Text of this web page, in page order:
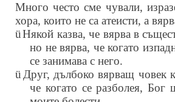
Много често сме чували,
хора, които не са атеисти, а
ü Някой казва, че вярва в
но не вярва, че когато
се занимава с него.
ü Друг, дълбоко вярващ човек
че когато се разболея, Бог